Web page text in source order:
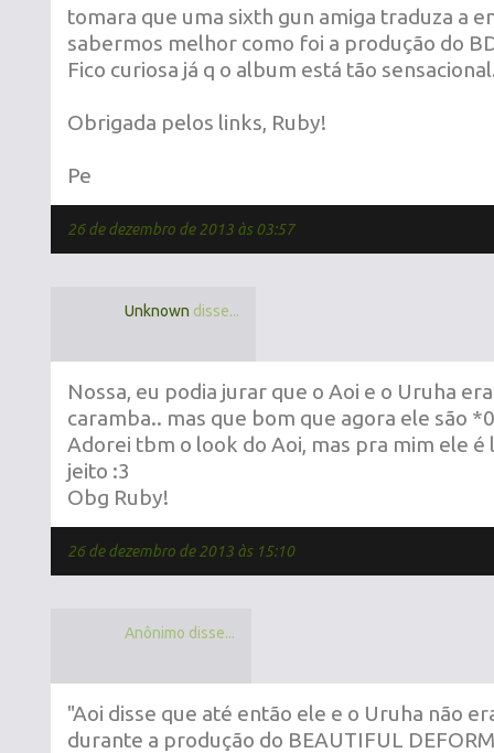
tomara que uma sixth gun amiga traduza a
sabermos melhor como foi a produção do
Fico curiosa já q o album está tão
Obrigada pelos links, Ruby!
Pe
26 de dezembro de 2013 às 03:57
Unknown disse...
Nossa, eu podia jurar que o Aoi e o Uruha
caramba.. mas que bom que agora ele são
Adorei tbm o look do Aoi, mas pra mim ele é
jeito :3
Obg Ruby!
26 de dezembro de 2013 às 15:10
Anônimo disse...
"Aoi disse que até então ele e o Uruha não
durante a produção do BEAUTIFUL